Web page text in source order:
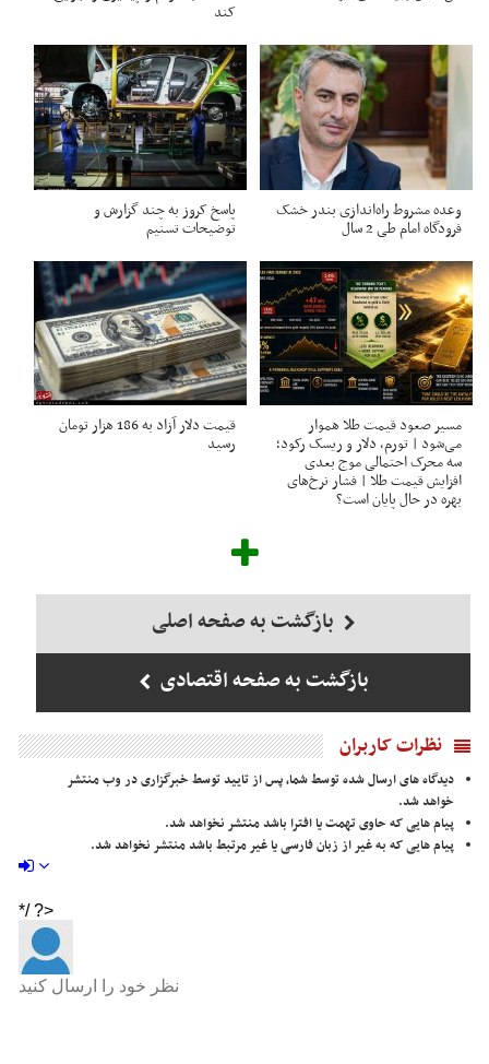
کند
وعده مشروط راه‌اندازی بندر خشک
فرودگاه امام طی 2 سال
پاسخ کروز به چند گزارش و
توضیحات تسنیم
مسیر صعود قیمت طلا هموار
می‌شود | تورم، دلار و ریسک رکود؛
سه محرک احتمالی موج بعدی
افزایش قیمت طلا | فشار نرخ‌های
بهره در حال پایان است؟
قیمت دلار آزاد به 186 هزار تومان
رسید
بازگشت به صفحه اصلی
بازگشت به صفحه اقتصادی
نظرات کاربران
دیدگاه های ارسال شده توسط شما، پس از تایید توسط خبرگزاری در وب منتشر
خواهد شد.
پیام هایی که حاوی تهمت یا افترا باشد منتشر نخواهد شد.
پیام هایی که به غیر از زبان فارسی یا غیر مرتبط باشد منتشر نخواهد شد.